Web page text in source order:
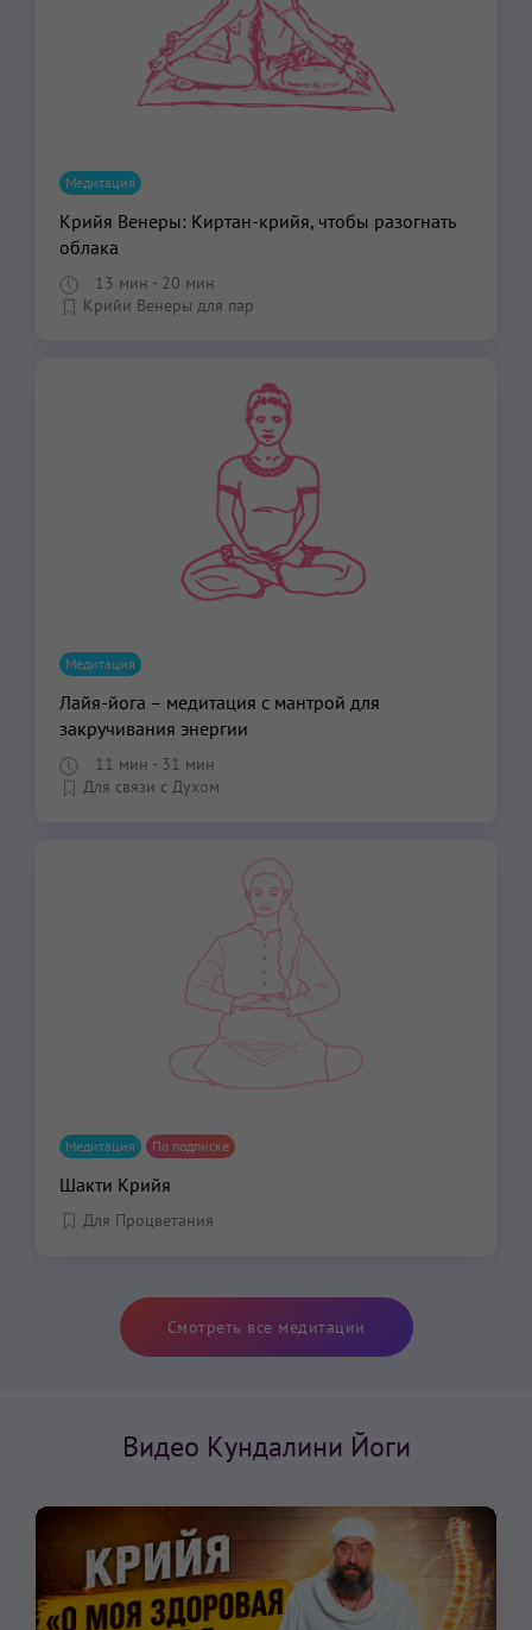
Медитация
Крийя Венеры: Киртан-крийя, чтобы разогнать
облака
13 мин - 20 мин
Крийи Венеры для пар
Медитация
Лайя-йога – медитация с мантрой для
закручивания энергии
11 мин - 31 мин
Для связи с Духом
Медитация По подписке
Шакти Крийя
Для Процветания
Смотреть все медитации
Видео Кундалини Йоги